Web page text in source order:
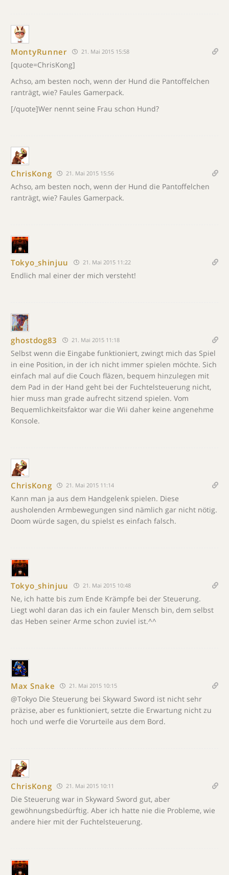
MontyRunner 21. Mai 2015 15:58
[quote=ChrisKong]
Achso, am besten noch, wenn der Hund die Pantoffelchen
ranträgt, wie? Faules Gamerpack.
[/quote]Wer nennt seine Frau schon Hund?
ChrisKong 21. Mai 2015 15:56
Achso, am besten noch, wenn der Hund die Pantoffelchen
ranträgt, wie? Faules Gamerpack.
Tokyo_shinjuu 21. Mai 2015 11:22
Endlich mal einer der mich versteht!
ghostdog83 21. Mai 2015 11:18
Selbst wenn die Eingabe funktioniert, zwingt mich das Spiel
in eine Position, in der ich nicht immer spielen möchte. Sich
einfach mal auf die Couch fläzen, bequem hinzulegen mit
dem Pad in der Hand geht bei der Fuchtelsteuerung nicht,
hier muss man grade aufrecht sitzend spielen. Vom
Bequemlichkeitsfaktor war die Wii daher keine angenehme
Konsole.
ChrisKong 21. Mai 2015 11:14
Kann man ja aus dem Handgelenk spielen. Diese
ausholenden Armbewegungen sind nämlich gar nicht nötig.
Doom würde sagen, du spielst es einfach falsch.
Tokyo_shinjuu 21. Mai 2015 10:48
Ne, ich hatte bis zum Ende Krämpfe bei der Steuerung.
Liegt wohl daran das ich ein fauler Mensch bin, dem selbst
das Heben seiner Arme schon zuviel ist.^^
Max Snake 21. Mai 2015 10:15
@Tokyo Die Steuerung bei Skyward Sword ist nicht sehr
präzise, aber es funktioniert, setzte die Erwartung nicht zu
hoch und werfe die Vorurteile aus dem Bord.
ChrisKong 21. Mai 2015 10:11
Die Steuerung war in Skyward Sword gut, aber
gewöhnungsbedürftig. Aber ich hatte nie die Probleme, wie
andere hier mit der Fuchtelsteuerung.